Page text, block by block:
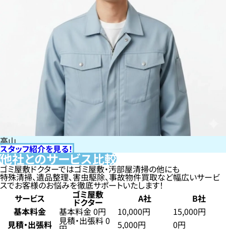
高山
スタッフ紹介を見る！
他社とのサービス比較
ゴミ屋敷ドクターではゴミ屋敷・汚部屋清掃の他にも
特殊清掃、遺品整理、害虫駆除、事故物件買取など幅広いサービ
スでお客様のお悩みを徹底サポートいたします！
サービス
ゴミ屋敷
ドクター A社
B社
基本料金
基本料金 0円 10,000円
15,000円
見積・出張料
見積・出張料 0 5,000円
0円